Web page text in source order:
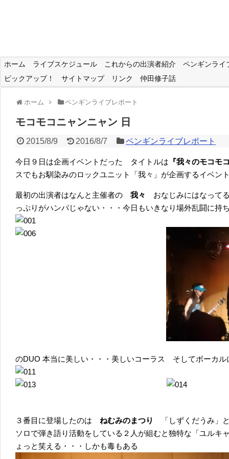
ホーム ライブスケジュール これからの出演者紹介
ペンギンライ
ピックアップ！
サイトマップ リンク 仲田修子話
ホーム ペンギンライブレポート
モコモコニャンニャン 日
2015/8/9 2016/8/7 ペンギンライブレポート
今日９日は企画イベントだった タイトルは 『我々のモコ
スでもお馴染みのロックユニット「我々」が企画するイベ
最初の出演者はなんと主催者の 我々 おなじみにはなって
っぷりがハンパじゃない・・・今日もいきなり場外乱闘に持
のDUO 本当に美しい・・・美しいコーラス そしてボーカル
３番目に登場したのは ねむみのまつり
「しずくだうみ」
ソロで弾き語り活動をしている２人が組むと独特な「ユルキ
ょっと笑える・・・しかも毒もある